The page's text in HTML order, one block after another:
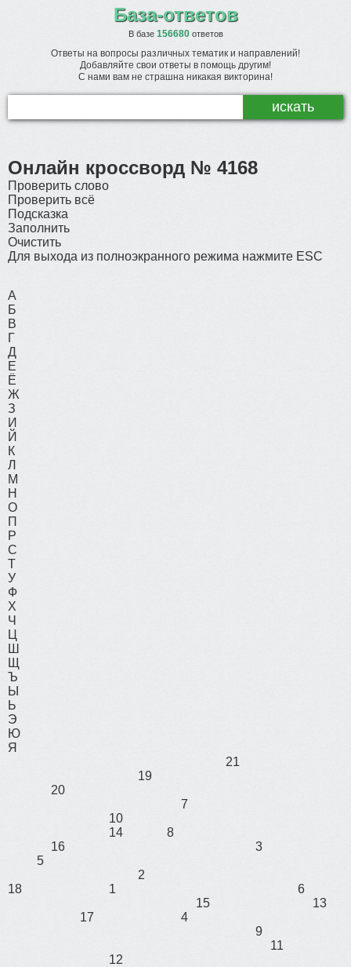
База-ответов
В базе 156680ответов
Ответы на вопросы различных тематик и направлений!
Добавляйте свои ответы в помощь другим!
С нами вам не страшна никакая викторина!
Онлайн кроссворд № 4168
Проверить слово
Проверить всё
Подсказка
Заполнить
Очистить
Для выхода из полноэкранного режима нажмите ESC
А
Б
В
Г
Д
Е
Ё
Ж
З
И
Й
К
Л
М
Н
О
П
Р
С
Т
У
Ф
Х
Ч
Ц
Ш
Щ
Ъ
Ы
Ь
Э
Ю
Я
21
19
20
7
10
14
8
16
3
5
2
18
1
6
15
13
17
4
9
11
12